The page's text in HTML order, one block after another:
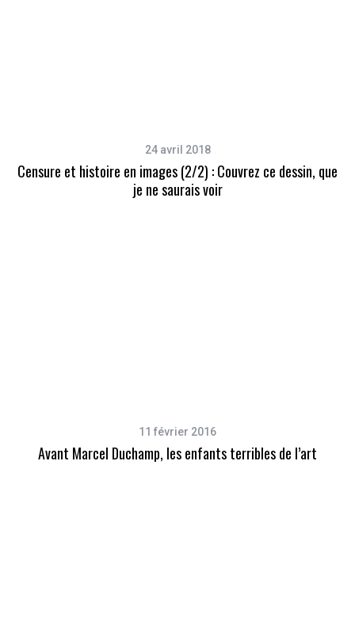
24 avril 2018
Censure et histoire en images (2/2) : Couvrez ce dessin, que
je ne saurais voir
11 février 2016
Avant Marcel Duchamp, les enfants terribles de l’art